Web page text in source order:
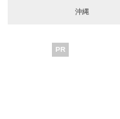
沖縄
PR